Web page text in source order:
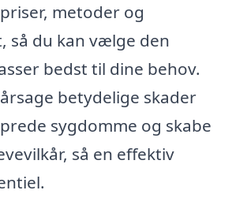
metoder og
så du kan vælge den
bedst til dine behov.
betydelige skader
sygdomme og skabe
så en effektiv